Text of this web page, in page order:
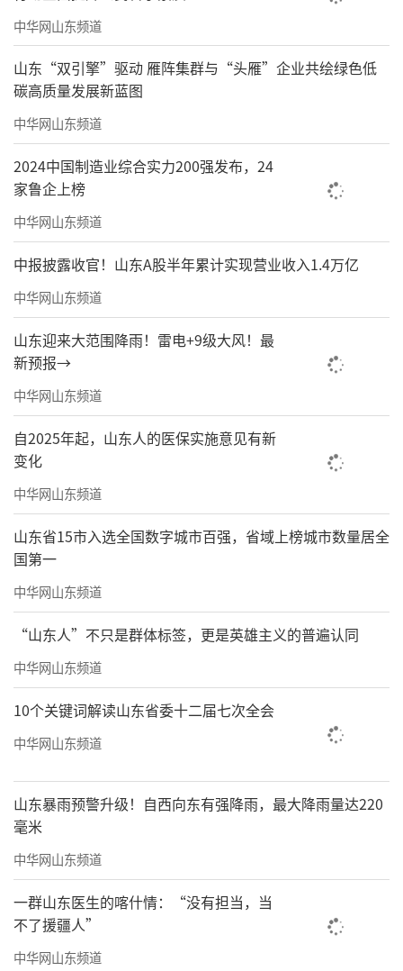
中华网山东频道
山东“双引擎”驱动 雁阵集群与“头雁”企业共绘绿色低
碳高质量发展新蓝图
中华网山东频道
2024中国制造业综合实力200强发布，24
家鲁企上榜
中华网山东频道
中报披露收官！山东A股半年累计实现营业收入1.4万亿
中华网山东频道
山东迎来大范围降雨！雷电+9级大风！最
新预报→
中华网山东频道
自2025年起，山东人的医保实施意见有新
变化
中华网山东频道
山东省15市入选全国数字城市百强，省域上榜城市数量居全
国第一
中华网山东频道
“山东人”不只是群体标签，更是英雄主义的普遍认同
中华网山东频道
10个关键词解读山东省委十二届七次全会
中华网山东频道
山东暴雨预警升级！自西向东有强降雨，最大降雨量达220
毫米
中华网山东频道
一群山东医生的喀什情：“没有担当，当
不了援疆人”
中华网山东频道